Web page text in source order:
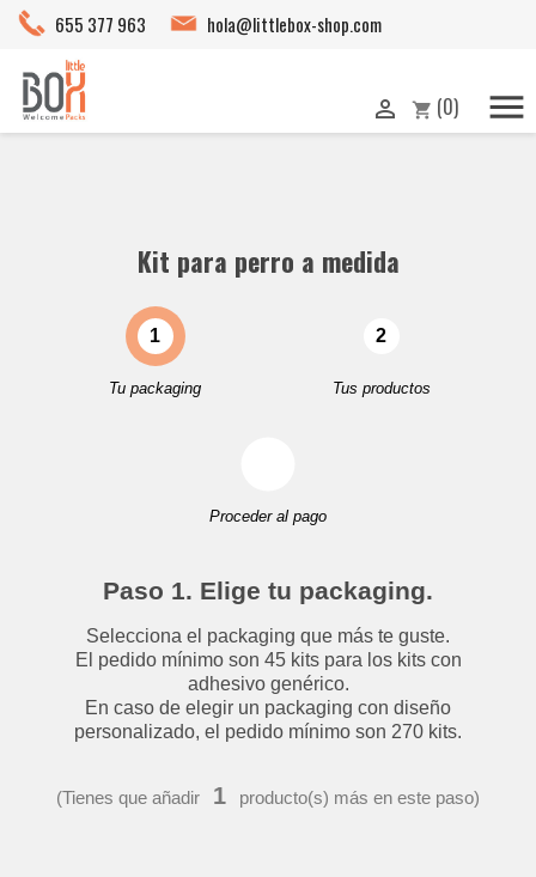
655 377 963 hola@littlebox-shop.com
 shopping_cart (0) 
Kit para perro a medida
1
Tu packaging
2
Tus productos
Proceder al pago
Paso 1. Elige tu packaging.
Selecciona el packaging que más te guste.
El pedido mínimo son 45 kits para los kits con
adhesivo genérico.
En caso de elegir un packaging con diseño
personalizado, el pedido mínimo son 270 kits.
(Tienes que añadir 1 producto(s) más en este paso)